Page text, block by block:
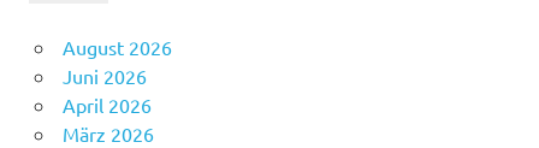
August 2026
Juni 2026
April 2026
März 2026